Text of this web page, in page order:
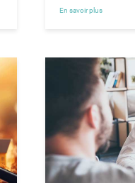
En savoir plus